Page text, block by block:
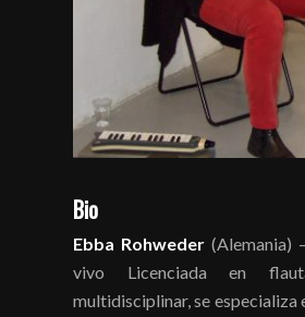
Bio
Ebba Rohweder (Alemania)
vivo Licenciada en
multidisciplinar, se especializa